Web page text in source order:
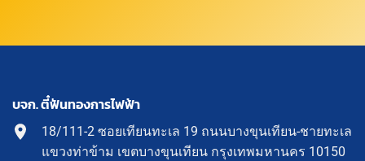
บจก. ตี๋ฟันทองการไฟฟ้า
18/111-2 ซอยเทียนทะเล 19 ถนนบางขุนเทียน-ชายทะเล
แขวงท่าข้าม เขตบางขุนเทียน กรุงเทพมหานคร 10150